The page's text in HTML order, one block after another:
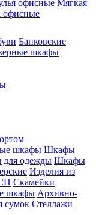
офисные Мягкая
офисные
Банковские
шкафы
шкафы Шкафы
одежды Шкафы
Изделия из
Скамейки
шкафы Архивно-
сумок Стеллажи